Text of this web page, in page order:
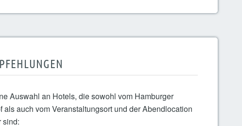
Auswahl an Hotels, die sowohl vom Hamburger
als auch vom Veranstaltungsort und der Abendlocation
sind: